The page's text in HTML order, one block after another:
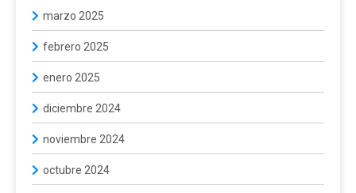
marzo 2025
febrero 2025
enero 2025
diciembre 2024
noviembre 2024
octubre 2024